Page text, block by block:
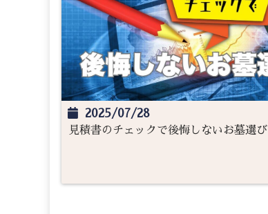
2025/07/28
見積書のチェックで後悔しないお墓選び